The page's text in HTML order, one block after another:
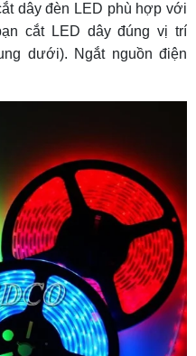
dây đèn LED phù hợp với
cắt LED dây đúng vị trí
dưới). Ngắt nguồn điện